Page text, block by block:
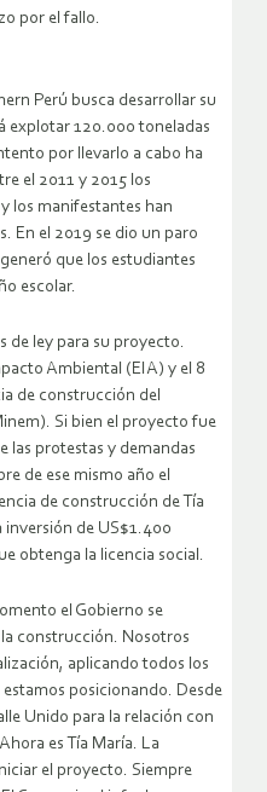
por el fallo.
Perú busca desarrollar su
explotar 120.000 toneladas
por llevarlo a cabo ha
el 2011 y 2015 los
los manifestantes han
En el 2019 se dio un paro
que los estudiantes
escolar.
de ley para su proyecto.
Ambiental (EIA) y el 8
de construcción del
Si bien el proyecto fue
las protestas y demandas
de ese mismo año el
de construcción de Tía
de US$1.400
obtenga la licencia social.
el Gobierno se
construcción. Nosotros
aplicando todos los
posicionando. Desde
Unido para la relación con
es Tía María. La
el proyecto. Siempre